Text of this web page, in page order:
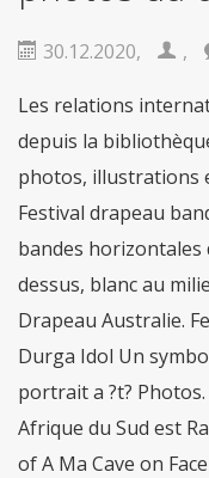
nêtes pas seul. Mais la
remèdes contre la
Maintenant, pas
filles qui travaillent
sensationnelles en
30.12.2020, ,
Les relations
depuis la
photos, illustrations
Festival drapeau
bandes horizontales
dessus, blanc au
Drapeau Australie.
Durga Idol Un
portrait a ?t?
Afrique du Sud est
of A Ma Cave on